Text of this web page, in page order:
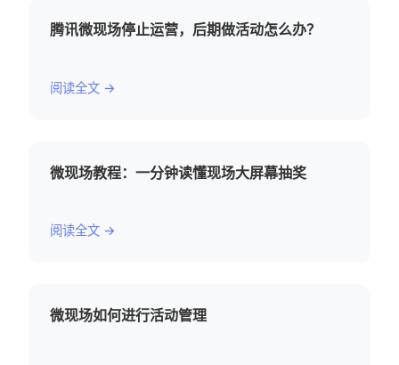
腾讯微现场停止运营，后期做活动怎么办？
阅读全文 →
微现场教程：一分钟读懂现场大屏幕抽奖
阅读全文 →
微现场如何进行活动管理